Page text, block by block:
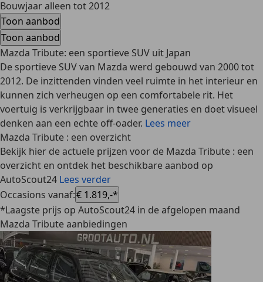
Bouwjaar alleen tot 2012
Toon aanbod
Toon aanbod
Mazda Tribute: een sportieve SUV uit Japan
De sportieve SUV van Mazda werd gebouwd van 2000 tot
2012. De inzittenden vinden veel ruimte in het interieur en
kunnen zich verheugen op een comfortabele rit. Het
voertuig is verkrijgbaar in twee generaties en doet visueel
denken aan een echte off-oader. Lees meer
Mazda Tribute : een overzicht
Bekijk hier de actuele prijzen voor de Mazda Tribute : een
overzicht en ontdek het beschikbare aanbod op
AutoScout24 Lees verder
Occasions vanaf:€ 1.819,-*
*Laagste prijs op AutoScout24 in de afgelopen maand
Mazda Tribute aanbiedingen